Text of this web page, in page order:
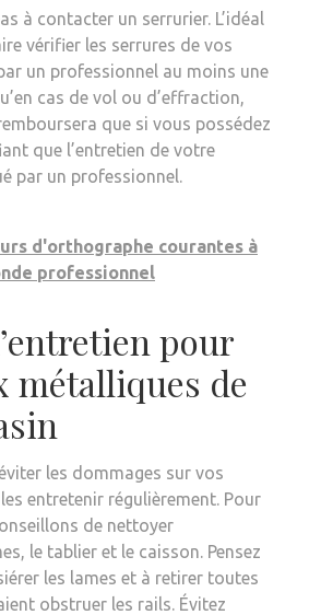
à contacter un serrurier. L’idéal
vérifier les serrures de vos
un professionnel au moins une
cas de vol ou d’effraction,
que si vous possédez
que l’entretien de votre
par un professionnel.
d'orthographe courantes à
professionnel
pour
métalliques de
les dommages sur vos
entretenir régulièrement. Pour
de nettoyer
le tablier et le caisson. Pensez
les lames et à retirer toutes
obstruer les rails. Évitez